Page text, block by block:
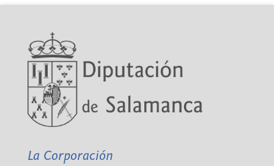
La Corporación